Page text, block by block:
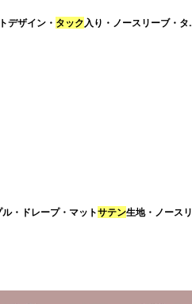
デザイン・ タック入り・ノースリーブ・タイト・ミディアムドレス・ワンピース[れお着用][送料無料]
・ドレープ・マットサテン生地・ノースリーブ・